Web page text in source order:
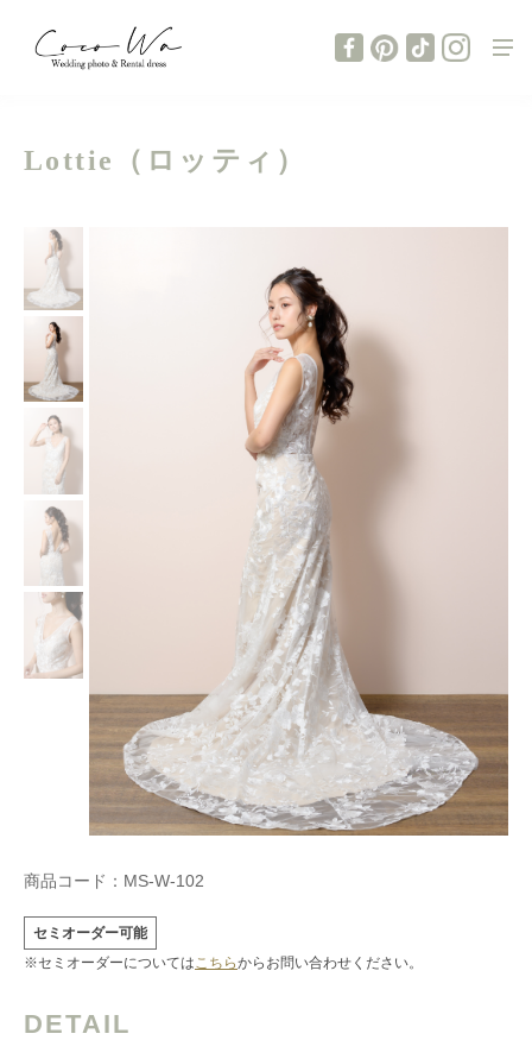
Lottie（ロッティ）
商品コード： MS-W-102
セミオーダー可能
※セミオーダーについてはこちらからお問い合わせください。
DETAIL